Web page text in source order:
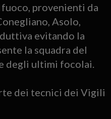
provenienti da
Asolo,
evitando la
la squadra del
degli ultimi focolai.
dei tecnici dei Vigili